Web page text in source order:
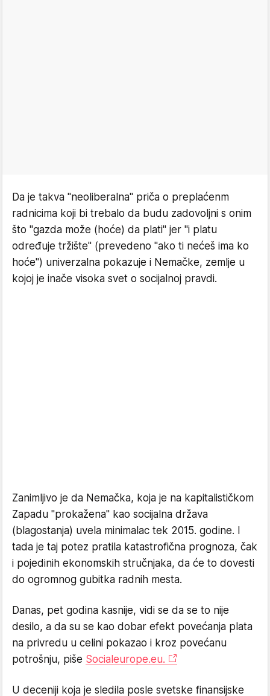
Da je takva "neoliberalna" priča o preplaćenm
radnicima koji bi trebalo da budu zadovoljni s onim
što "gazda može (hoće) da plati" jer "i platu
određuje tržište" (prevedeno "ako ti nećeš ima ko
hoće") univerzalna pokazuje i Nemačke, zemlje u
kojoj je inače visoka svet o socijalnoj pravdi.
Zanimljivo je da Nemačka, koja je na kapitalističkom
Zapadu "prokažena" kao socijalna država
(blagostanja) uvela minimalac tek 2015. godine. I
tada je taj potez pratila katastrofična prognoza, čak
i pojedinih ekonomskih stručnjaka, da će to dovesti
do ogromnog gubitka radnih mesta.
Danas, pet godina kasnije, vidi se da se to nije
desilo, a da su se kao dobar efekt povećanja plata
na privredu u celini pokazao i kroz povećanu
potrošnju, piše Socialeurope.eu.
U deceniji koja je sledila posle svetske finansijske